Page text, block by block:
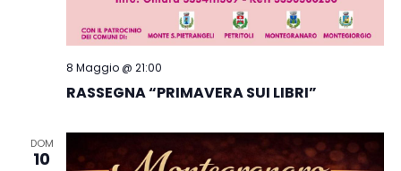
8 Maggio @ 21:00
RASSEGNA “PRIMAVERA SUI LIBRI”
DOM
10